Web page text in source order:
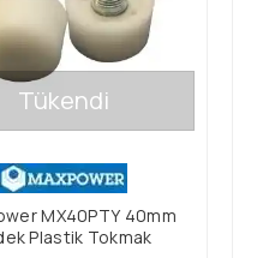
Tükendi
MX40PTY 40mm
Plastik Tokmak